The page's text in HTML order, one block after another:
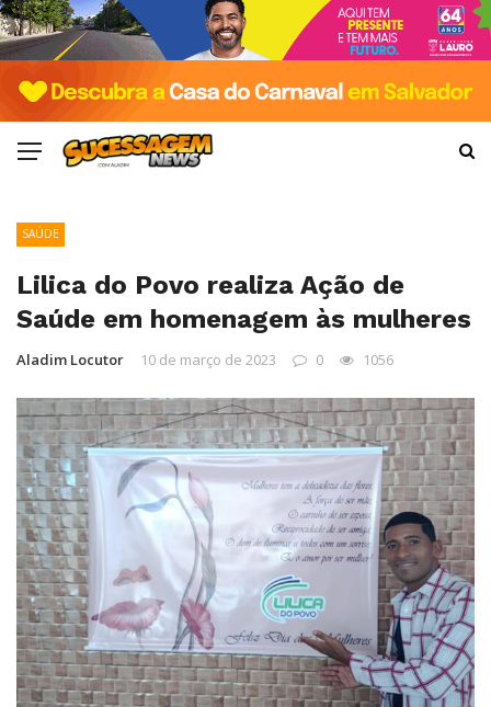
SAÚDE
Lilica do Povo realiza Ação de
Saúde em homenagem às mulheres
Aladim Locutor 10 de março de 2023 0 1056